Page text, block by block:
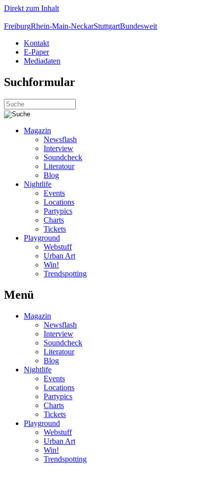
Direkt zum Inhalt
FreiburgRhein-Main-NeckarStuttgartBundesweit
Kontakt
E-Paper
Mediadaten
Suchformular
Magazin
Newsflash
Interview
Soundcheck
Literatour
Blog
Nightlife
Events
Locations
Partypics
Charts
Tickets
Playground
Webstuff
Urban Art
Win!
Trendspotting
Menü
Magazin
Newsflash
Interview
Soundcheck
Literatour
Blog
Nightlife
Events
Locations
Partypics
Charts
Tickets
Playground
Webstuff
Urban Art
Win!
Trendspotting